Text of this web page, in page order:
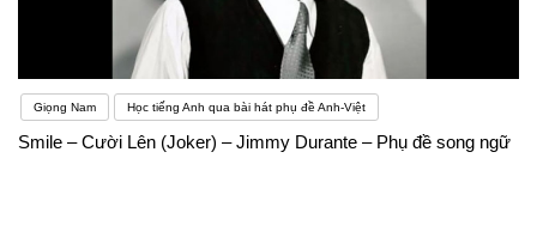
Giọng Nam Học tiếng Anh qua bài hát phụ đề Anh-Việt
Smile – Cười Lên (Joker) – Jimmy Durante – Phụ đề song ngữ